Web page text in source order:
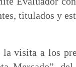
titulados y
la visita a los